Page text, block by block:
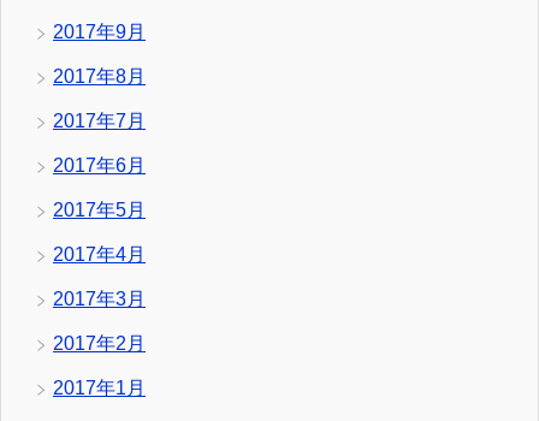
2017年9月
2017年8月
2017年7月
2017年6月
2017年5月
2017年4月
2017年3月
2017年2月
2017年1月